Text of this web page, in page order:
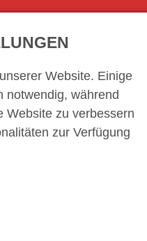
Website. Einige
notwendig, während
Website zu verbessern
zur Verfügung